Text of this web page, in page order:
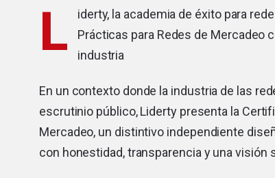
L
iderty, la academia de éxito para
Prácticas para Redes de Mercadeo
industria
En un contexto donde la industria de las
escrutinio público, Liderty presenta la
Mercadeo, un distintivo independiente
con honestidad, transparencia y una visión